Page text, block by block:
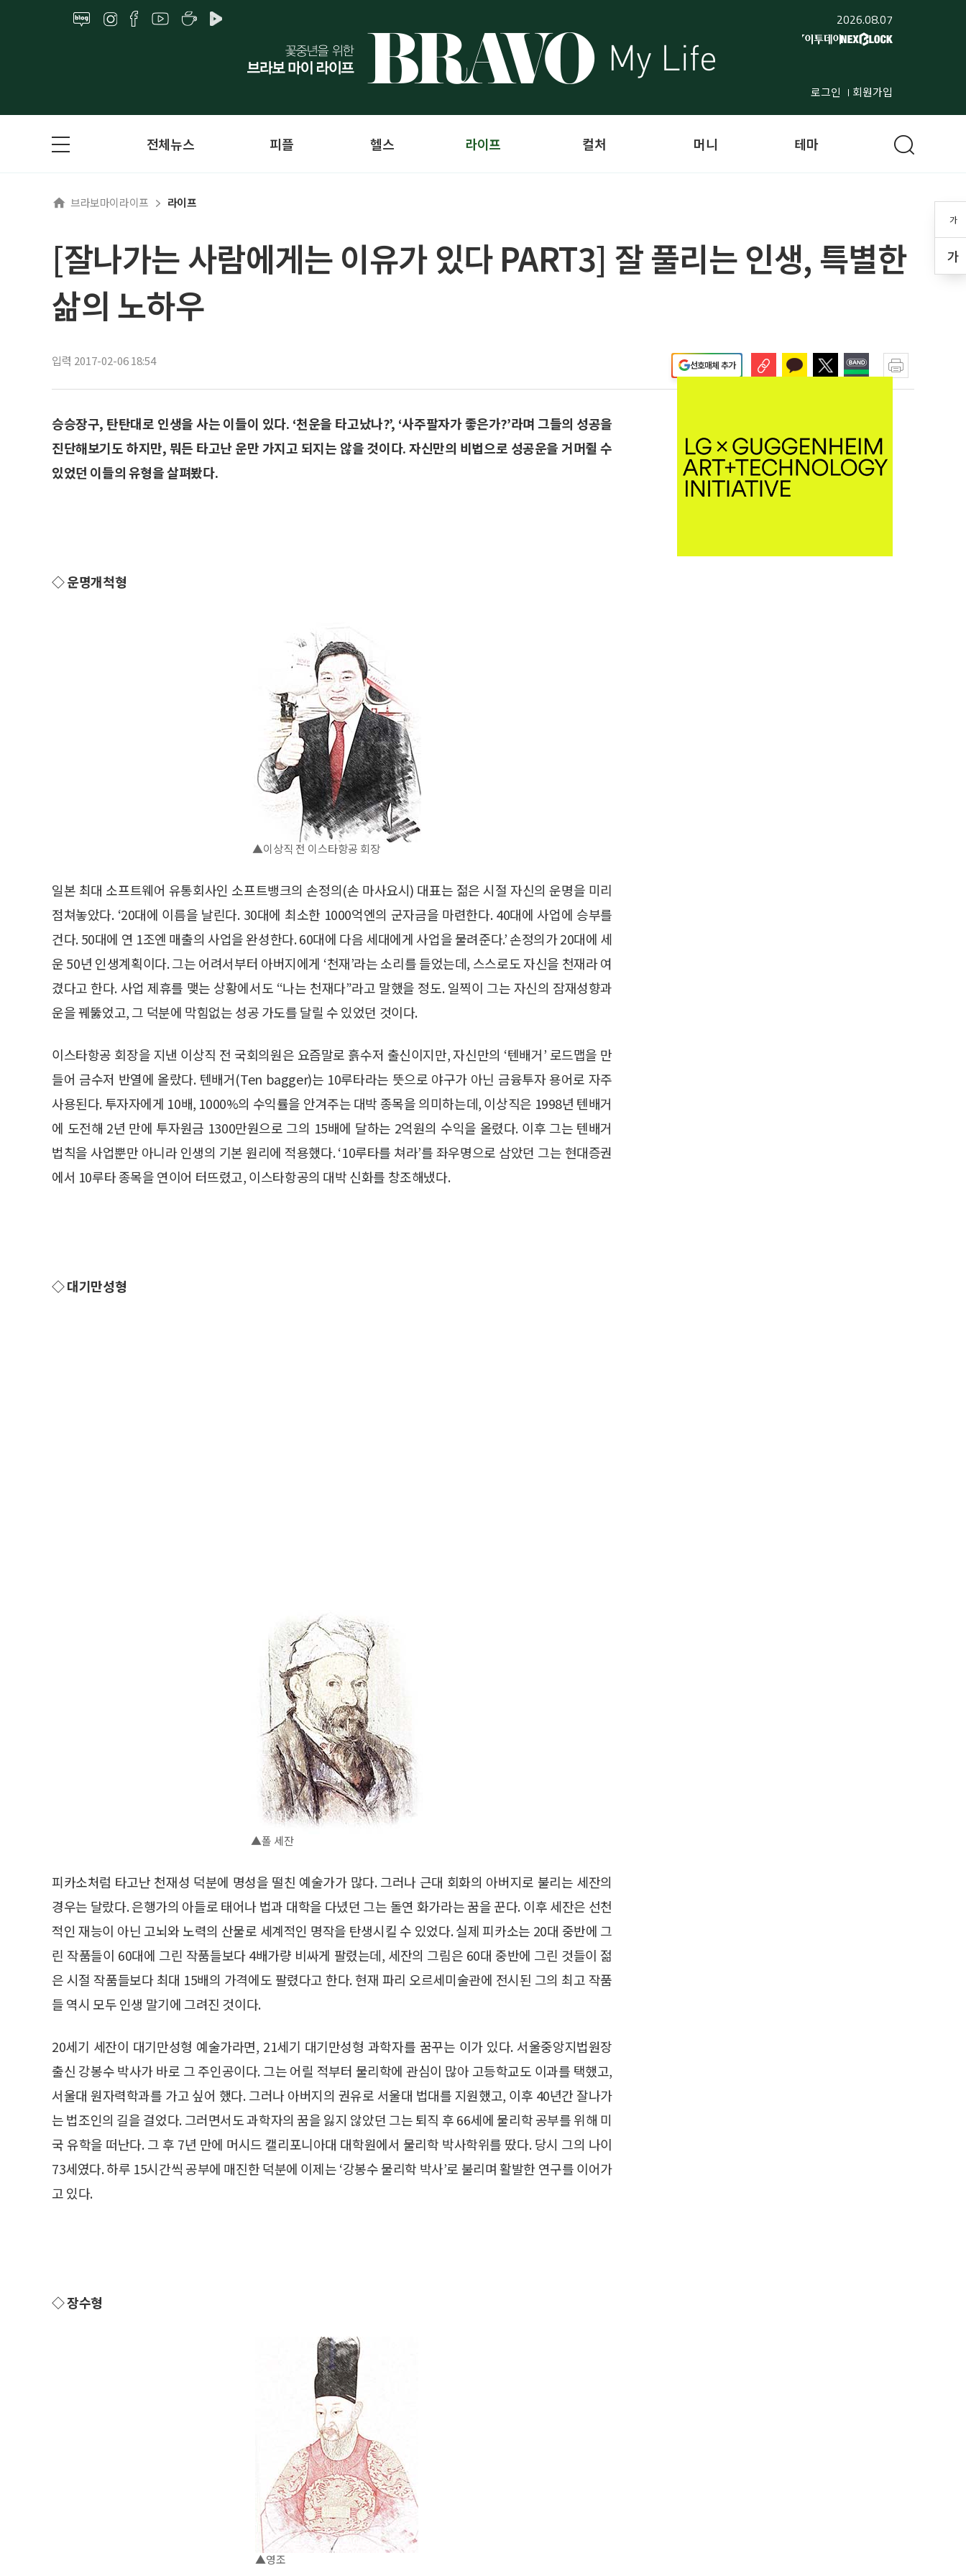
2026.08.07
로그인 회원가입
가
가
전체뉴스 피플 헬스 라이프 컬처 머니 테마
브라보마이라이프 라이프
[잘나가는 사람에게는 이유가 있다 PART3] 잘 풀리는 인생, 특별한
삶의 노하우
입력 2017-02-06 18:54 선호매체 추가
승승장구, 탄탄대로 인생을 사는 이들이 있다. ‘천운을 타고났나?’, ‘사주팔자가 좋은가?’라며 그들의 성공을
진단해보기도 하지만, 뭐든 타고난 운만 가지고 되지는 않을 것이다. 자신만의 비법으로 성공운을 거머쥘 수
있었던 이들의 유형을 살펴봤다.
◇ 운명개척형
▲이상직 전 이스타항공 회장
일본 최대 소프트웨어 유통회사인 소프트뱅크의 손정의(손 마사요시) 대표는 젊은 시절 자신의 운명을 미리
점쳐놓았다. ‘20대에 이름을 날린다. 30대에 최소한 1000억엔의 군자금을 마련한다. 40대에 사업에 승부를
건다. 50대에 연 1조엔 매출의 사업을 완성한다. 60대에 다음 세대에게 사업을 물려준다.’ 손정의가 20대에 세
운 50년 인생계획이다. 그는 어려서부터 아버지에게 ‘천재’라는 소리를 들었는데, 스스로도 자신을 천재라 여
겼다고 한다. 사업 제휴를 맺는 상황에서도 “나는 천재다”라고 말했을 정도. 일찍이 그는 자신의 잠재성향과
운을 꿰뚫었고, 그 덕분에 막힘없는 성공 가도를 달릴 수 있었던 것이다.
이스타항공 회장을 지낸 이상직 전 국회의원은 요즘말로 흙수저 출신이지만, 자신만의 ‘텐배거’ 로드맵을 만
들어 금수저 반열에 올랐다. 텐배거(Ten bagger)는 10루타라는 뜻으로 야구가 아닌 금융투자 용어로 자주
사용된다. 투자자에게 10배, 1000%의 수익률을 안겨주는 대박 종목을 의미하는데, 이상직은 1998년 텐배거
에 도전해 2년 만에 투자원금 1300만원으로 그의 15배에 달하는 2억원의 수익을 올렸다. 이후 그는 텐배거
법칙을 사업뿐만 아니라 인생의 기본 원리에 적용했다. ‘10루타를 쳐라’를 좌우명으로 삼았던 그는 현대증권
에서 10루타 종목을 연이어 터뜨렸고, 이스타항공의 대박 신화를 창조해냈다.
◇ 대기만성형
▲폴 세잔
피카소처럼 타고난 천재성 덕분에 명성을 떨친 예술가가 많다. 그러나 근대 회화의 아버지로 불리는 세잔의
경우는 달랐다. 은행가의 아들로 태어나 법과 대학을 다녔던 그는 돌연 화가라는 꿈을 꾼다. 이후 세잔은 선천
적인 재능이 아닌 고뇌와 노력의 산물로 세계적인 명작을 탄생시킬 수 있었다. 실제 피카소는 20대 중반에 그
린 작품들이 60대에 그린 작품들보다 4배가량 비싸게 팔렸는데, 세잔의 그림은 60대 중반에 그린 것들이 젊
은 시절 작품들보다 최대 15배의 가격에도 팔렸다고 한다. 현재 파리 오르세미술관에 전시된 그의 최고 작품
들 역시 모두 인생 말기에 그려진 것이다.
20세기 세잔이 대기만성형 예술가라면, 21세기 대기만성형 과학자를 꿈꾸는 이가 있다. 서울중앙지법원장
출신 강봉수 박사가 바로 그 주인공이다. 그는 어릴 적부터 물리학에 관심이 많아 고등학교도 이과를 택했고,
서울대 원자력학과를 가고 싶어 했다. 그러나 아버지의 권유로 서울대 법대를 지원했고, 이후 40년간 잘나가
는 법조인의 길을 걸었다. 그러면서도 과학자의 꿈을 잃지 않았던 그는 퇴직 후 66세에 물리학 공부를 위해 미
국 유학을 떠난다. 그 후 7년 만에 머시드 캘리포니아대 대학원에서 물리학 박사학위를 땄다. 당시 그의 나이
73세였다. 하루 15시간씩 공부에 매진한 덕분에 이제는 ‘강봉수 물리학 박사’로 불리며 활발한 연구를 이어가
고 있다.
◇ 장수형
▲영조